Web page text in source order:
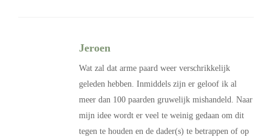
Jeroen
Wat zal dat arme paard weer verschrikkelijk
geleden hebben. Inmiddels zijn er geloof ik al
meer dan 100 paarden gruwelijk mishandeld. Naar
mijn idee wordt er veel te weinig gedaan om dit
tegen te houden en de dader(s) te betrappen of op